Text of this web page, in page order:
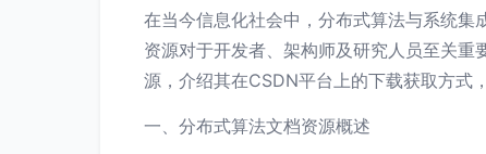
在当今信息化社会中，分布式算法与系统
资源对于开发者、架构师及研究人员至关
源，介绍其在CSDN平台上的下载获取方式
一、分布式算法文档资源概述